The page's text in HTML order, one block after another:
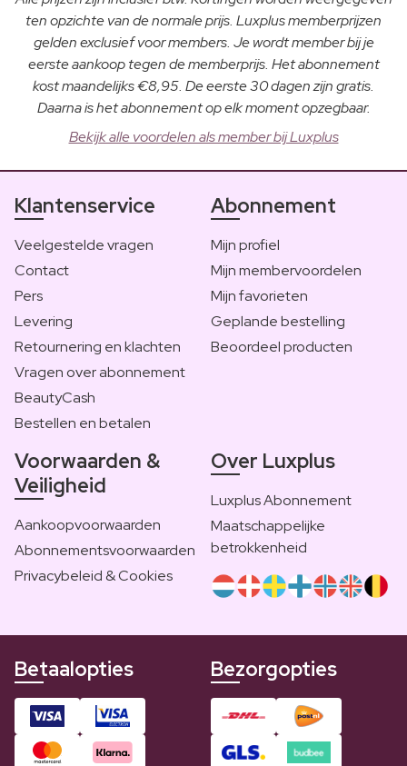
ten opzichte van de normale prijs. Luxplus memberprijzen
gelden exclusief voor members. Je wordt member bij je
eerste aankoop tegen de memberprijs. Het abonnement
kost maandelijks €8,95. De eerste 30 dagen zijn gratis.
Daarna is het abonnement op elk moment opzegbaar.
Bekijk alle voordelen als member bij Luxplus
Klantenservice
Veelgestelde vragen
Contact
Pers
Levering
Retournering en klachten
Vragen over abonnement
BeautyCash
Bestellen en betalen
Abonnement
Mijn profiel
Mijn membervoordelen
Mijn favorieten
Geplande bestelling
Beoordeel producten
Voorwaarden &
Veiligheid
Aankoopvoorwaarden
Abonnementsvoorwaarden
Privacybeleid & Cookies
Over Luxplus
Luxplus Abonnement
Maatschappelijke
betrokkenheid
Betaalopties Bezorgopties